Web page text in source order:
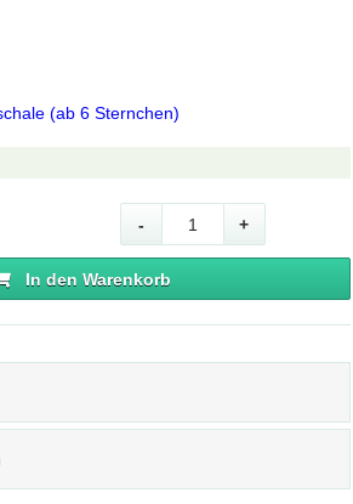
(ab 6 Sternchen)
- +
In den Warenkorb